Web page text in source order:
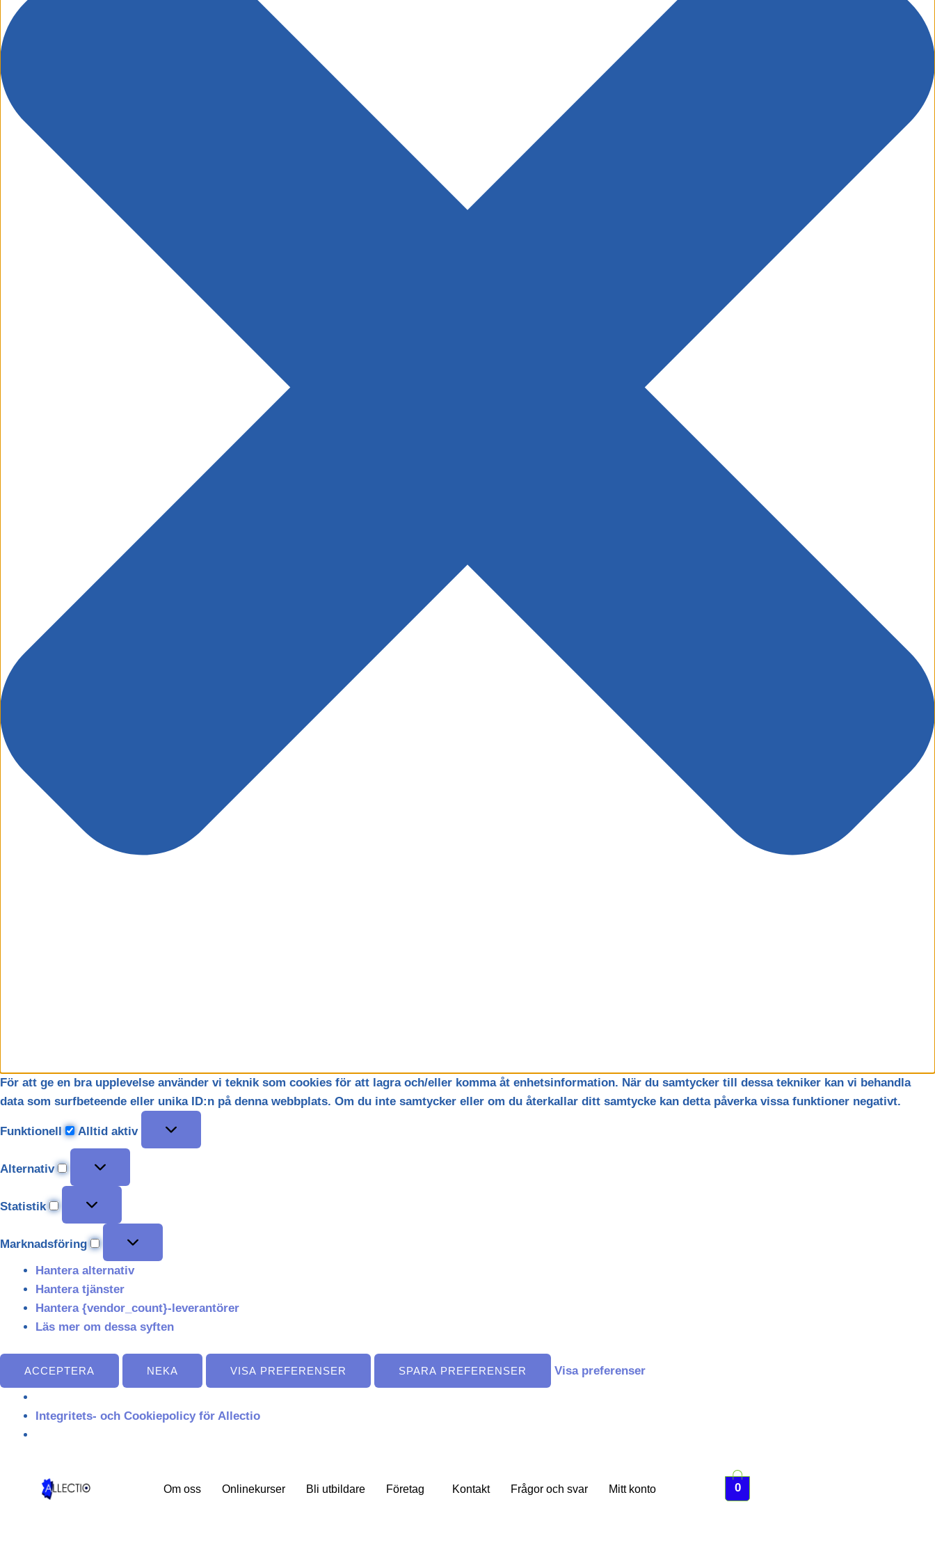
För att ge en bra upplevelse använder vi teknik som cookies för att lagra och/eller komma åt enhetsinformation. När du samtycker till dessa tekniker kan vi behandla
data som surfbeteende eller unika ID:n på denna webbplats. Om du inte samtycker eller om du återkallar ditt samtycke kan detta påverka vissa funktioner negativt.
Funktionell Alltid aktiv
Alternativ
Statistik
Marknadsföring
Hantera alternativ
Hantera tjänster
Hantera {vendor_count}-leverantörer
Läs mer om dessa syften
ACCEPTERA NEKA VISA PREFERENSER SPARA PREFERENSER Visa preferenser
Integritets- och Cookiepolicy för Allectio
Om oss Onlinekurser Bli utbildare Företag Kontakt Frågor och svar Mitt konto 0